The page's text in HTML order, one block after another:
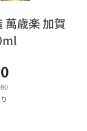
萬歳楽 加賀